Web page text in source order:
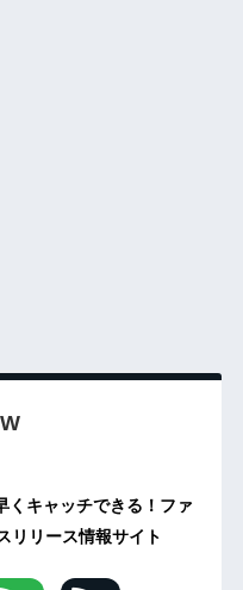
くキャッチできる！ファ
リリース情報サイト